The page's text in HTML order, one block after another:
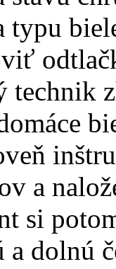
typu
technik
a
si
a dolnú